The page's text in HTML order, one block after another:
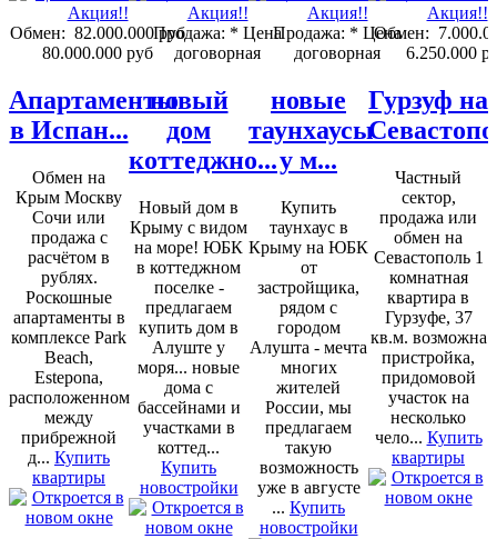
Обмен: 82.000.000 руб
80.000.000 руб
Апартаменты
в Испан...
Обмен на
Крым Москву
Сочи или
продажа с
расчётом в
рублях.
Роскошные
апартаменты в
комплексе Park
Beach,
Estepona,
расположенном
между
прибрежной
д... Купить
квартиры
Продажа: * Цена
договорная
новый
дом
коттеджно...
Новый дом в
Крыму с видом
на море! ЮБК
в коттеджном
поселке -
предлагаем
купить дом в
Алуште у
моря... новые
дома с
бассейнами и
участками в
коттед...
Купить
новостройки
Продажа: * Цена
договорная
новые
таунхаусы
у м...
Купить
таунхаус в
Крыму на ЮБК
от
застройщика,
рядом с
городом
Алушта - мечта
многих
жителей
России, мы
предлагаем
такую
возможность
уже в августе
... Купить
новостройки
Обмен:
6.250.000
Гурзуф на
Частный
сектор,
продажа или
обмен на
Севастополь 1
комнатная
квартира в
Гурзуфе, 37
кв.м. возможна
пристройка,
придомовой
участок на
несколько
чело... Купить
квартиры